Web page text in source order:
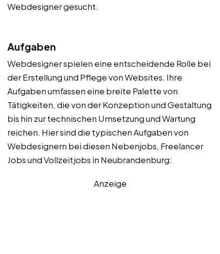
Webdesigner gesucht.
Aufgaben
Webdesigner spielen eine entscheidende Rolle bei
der Erstellung und Pflege von Websites. Ihre
Aufgaben umfassen eine breite Palette von
Tätigkeiten, die von der Konzeption und Gestaltung
bis hin zur technischen Umsetzung und Wartung
reichen. Hier sind die typischen Aufgaben von
Webdesignern bei diesen Nebenjobs, Freelancer
Jobs und Vollzeitjobs in Neubrandenburg:
Anzeige